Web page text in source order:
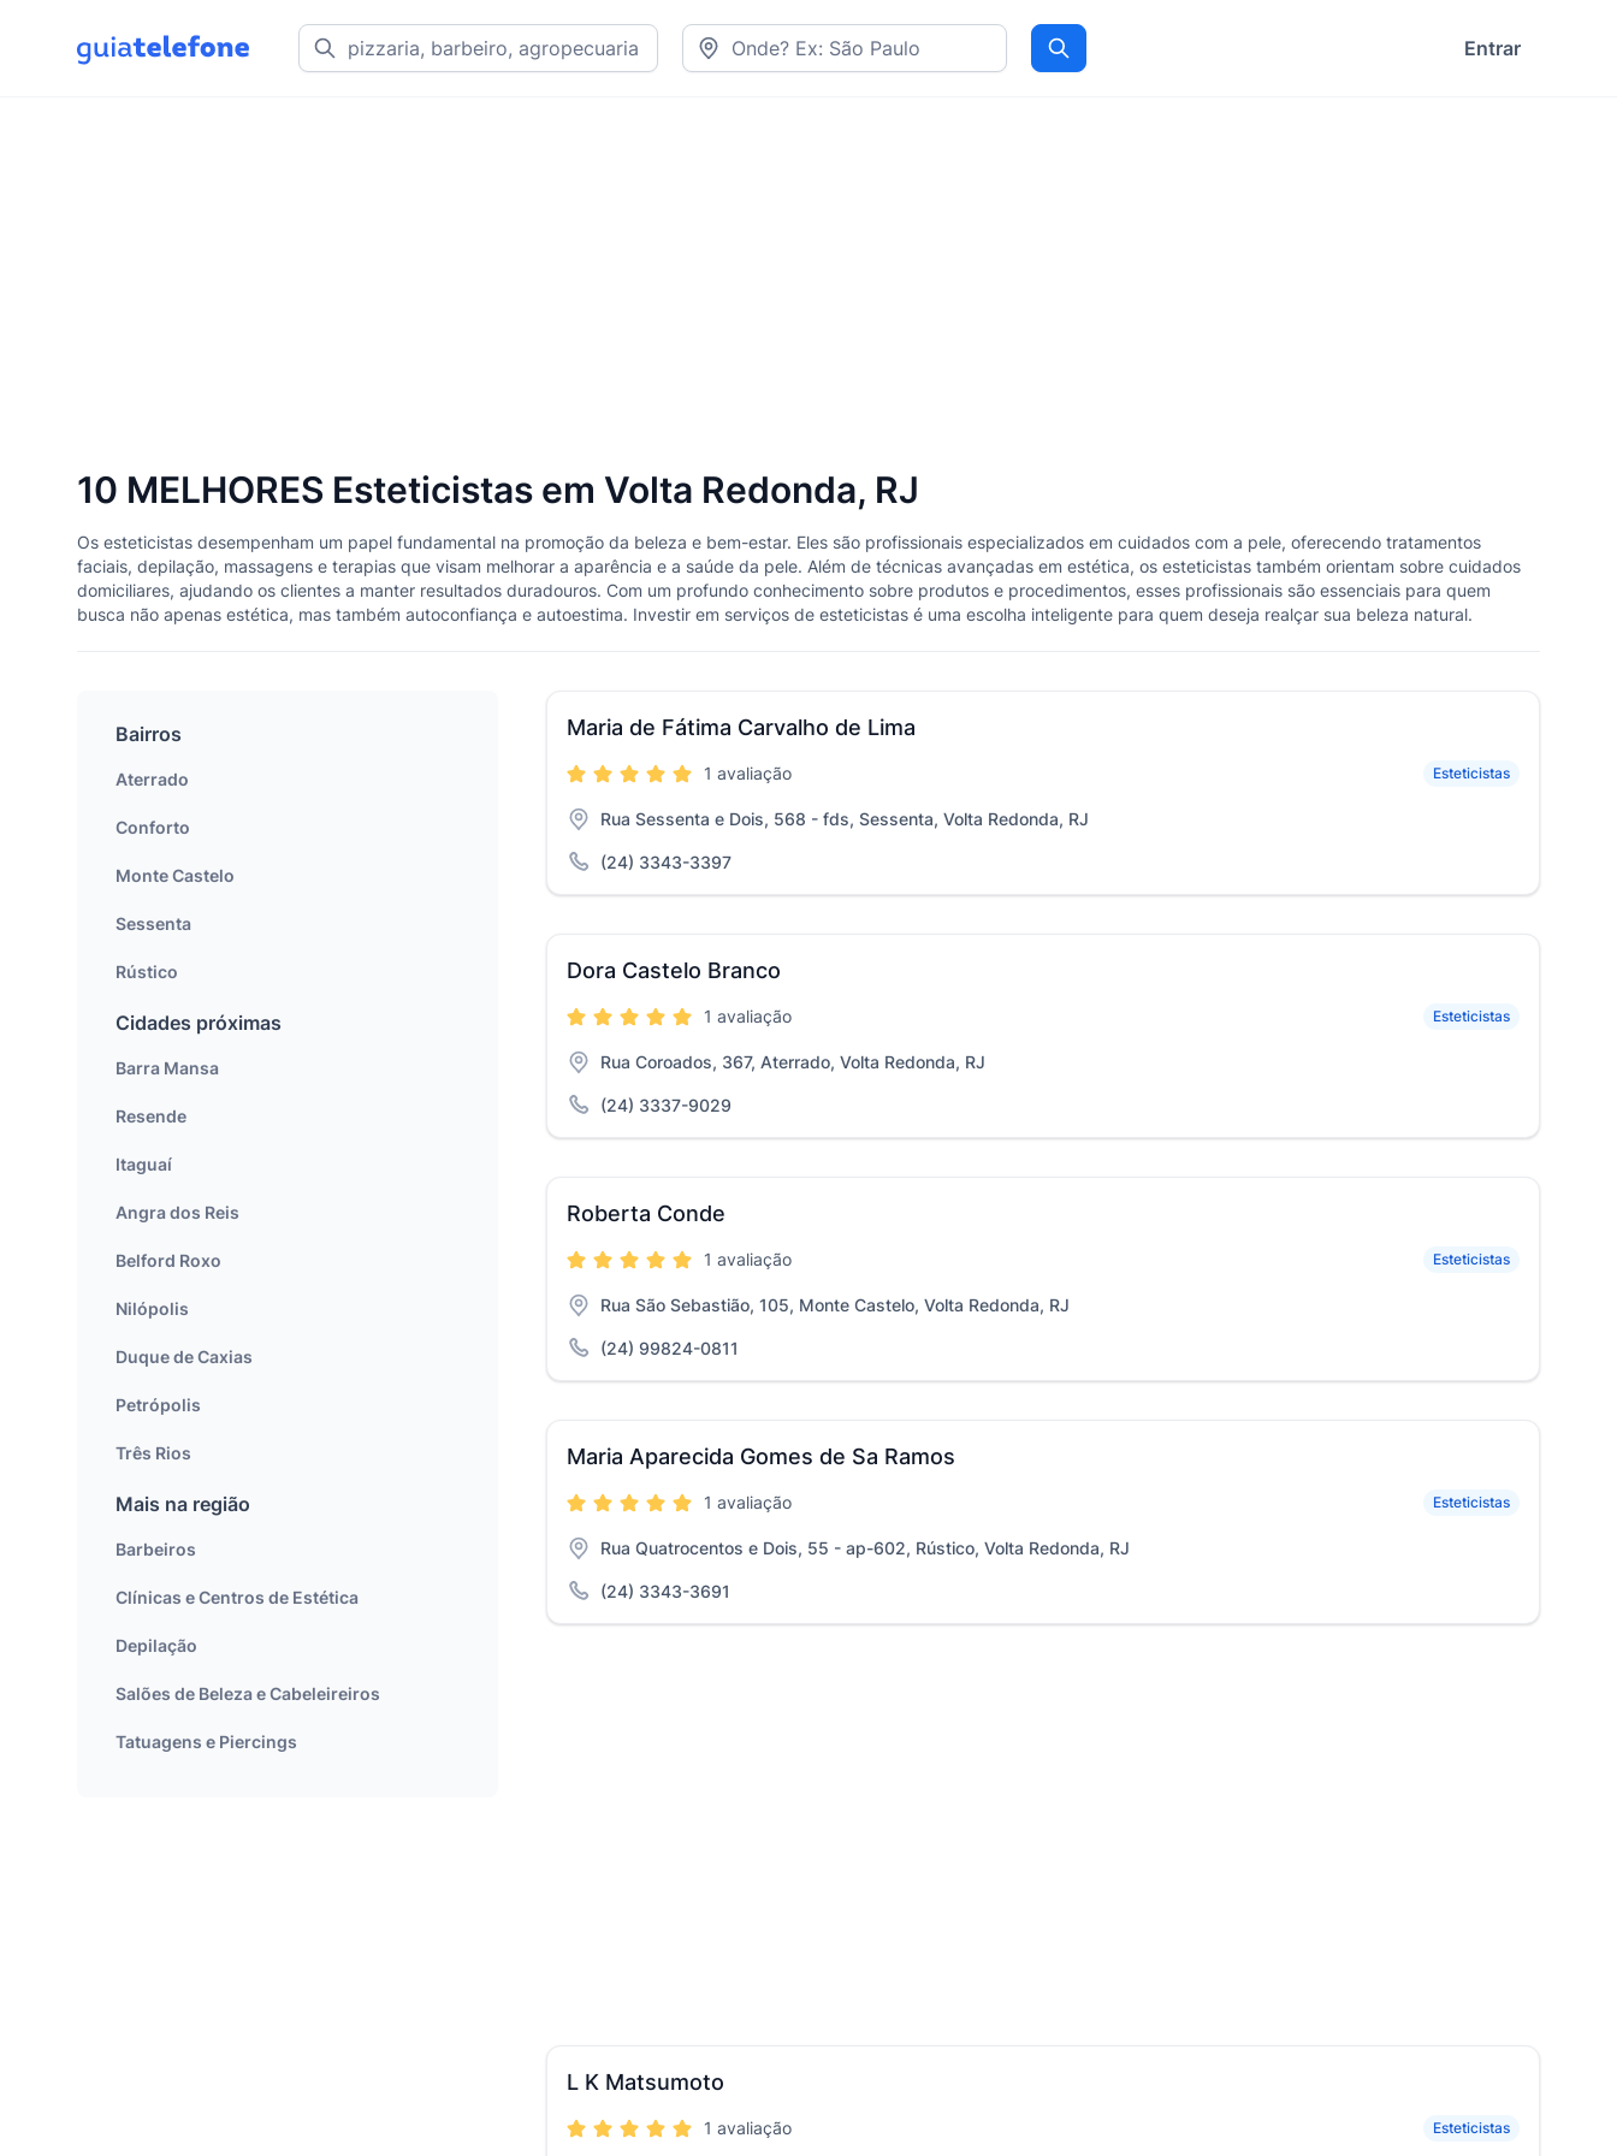
Procurar Entrar
10 MELHORES Esteticistas em Volta Redonda, RJ
Os esteticistas desempenham um papel fundamental na promoção da beleza e bem-estar. Eles são profissionais especializados em cuidados com a pele, oferecendo tratamentos
faciais, depilação, massagens e terapias que visam melhorar a aparência e a saúde da pele. Além de técnicas avançadas em estética, os esteticistas também orientam sobre cuidados
domiciliares, ajudando os clientes a manter resultados duradouros. Com um profundo conhecimento sobre produtos e procedimentos, esses profissionais são essenciais para quem
busca não apenas estética, mas também autoconfiança e autoestima. Investir em serviços de esteticistas é uma escolha inteligente para quem deseja realçar sua beleza natural.
Maria de Fátima Carvalho de Lima
Esteticistas
1 avaliação
Rua Sessenta e Dois, 568 - fds, Sessenta, Volta Redonda, RJ
(24) 3343-3397
Dora Castelo Branco
Esteticistas
1 avaliação
Rua Coroados, 367, Aterrado, Volta Redonda, RJ
(24) 3337-9029
Roberta Conde
Esteticistas
1 avaliação
Rua São Sebastião, 105, Monte Castelo, Volta Redonda, RJ
(24) 99824-0811
Maria Aparecida Gomes de Sa Ramos
Esteticistas
1 avaliação
Rua Quatrocentos e Dois, 55 - ap-602, Rústico, Volta Redonda, RJ
(24) 3343-3691
L K Matsumoto
Esteticistas
1 avaliação
Bairros
Aterrado
Conforto
Monte Castelo
Sessenta
Rústico
Cidades próximas
Barra Mansa
Resende
Itaguaí
Angra dos Reis
Belford Roxo
Nilópolis
Duque de Caxias
Petrópolis
Três Rios
Mais na região
Barbeiros
Clínicas e Centros de Estética
Depilação
Salões de Beleza e Cabeleireiros
Tatuagens e Piercings